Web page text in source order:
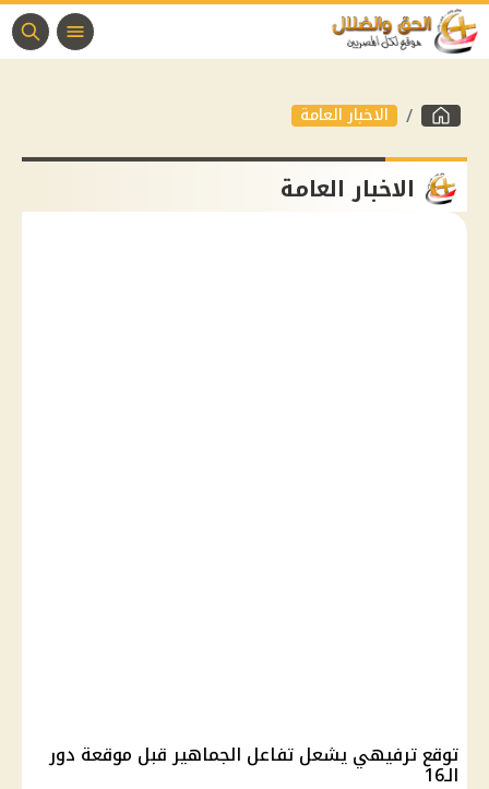
الاخبار العامة
الاخبار العامة
توقع ترفيهي يشعل تفاعل الجماهير قبل موقعة دور
الـ16